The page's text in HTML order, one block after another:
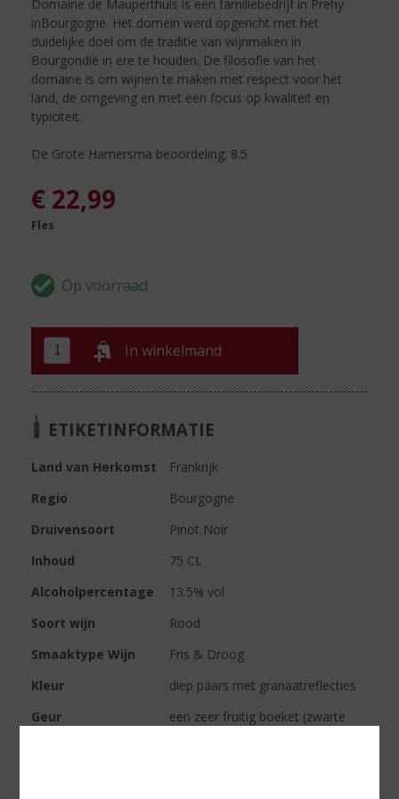
Domaine de Mauperthuis is een familiebedrijf in Prehy
inBourgogne. Het domein werd opgericht met het
duidelijke doel om de traditie van wijnmaken in
Bourgondië in ere te houden. De filosofie van het
domaine is om wijnen te maken met respect voor het
land, de omgeving en met een focus op kwaliteit en
typiciteit.
De Grote Hamersma beoordeling: 8.5
€ 22,99
Fles
In winkelmand
ETIKETINFORMATIE
Land van Herkomst
Frankrijk
Regio
Bourgogne
Druivensoort
Pinot Noir
Inhoud
75 CL
Alcoholpercentage
13.5% vol
Soort wijn
Rood
Smaaktype Wijn
Fris & Droog
Kleur
diep paars met granaatreflecties
Geur
een zeer fruitig boeket (zwarte